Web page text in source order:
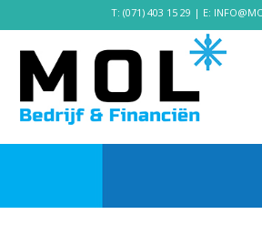
T: (071) 403 15 29 | E: